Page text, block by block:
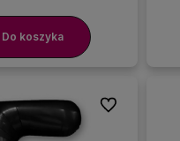
Do koszyka
Do ulubionych